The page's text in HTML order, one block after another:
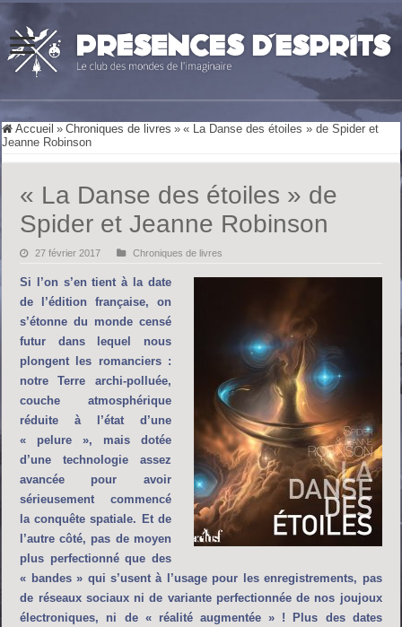
Accueil » Chroniques de livres » « La Danse des étoiles » de Spider et
Jeanne Robinson
« La Danse des étoiles » de
Spider et Jeanne Robinson
27 février 2017 Chroniques de livres
Si l’on s’en tient à la date
de l’édition française, on
s’étonne du monde censé
futur dans lequel nous
plongent les romanciers :
notre Terre archi-polluée,
couche atmosphérique
réduite à l’état d’une
« pelure », mais dotée
d’une technologie assez
avancée pour avoir
sérieusement commencé
la conquête spatiale. Et de
l’autre côté, pas de moyen
plus perfectionné que des
« bandes » qui s’usent à l’usage pour les enregistrements, pas
de réseaux sociaux ni de variante perfectionnée de nos joujoux
électroniques, ni de « réalité augmentée » ! Plus des dates